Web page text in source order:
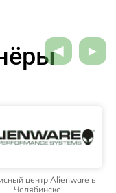
центр Alienware в
Челябинске